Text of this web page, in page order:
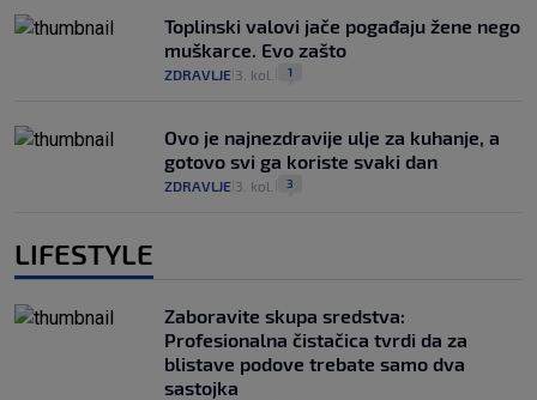
Toplinski valovi jače pogađaju žene nego
muškarce. Evo zašto
ZDRAVLJE 3. kol. 1
Ovo je najnezdravije ulje za kuhanje, a
gotovo svi ga koriste svaki dan
ZDRAVLJE 3. kol. 3
LIFESTYLE
Zaboravite skupa sredstva:
Profesionalna čistačica tvrdi da za
blistave podove trebate samo dva
sastojka